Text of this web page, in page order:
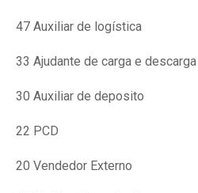
47 Auxiliar de logística
33 Ajudante de carga e descarga
30 Auxiliar de deposito
22 PCD
20 Vendedor Externo